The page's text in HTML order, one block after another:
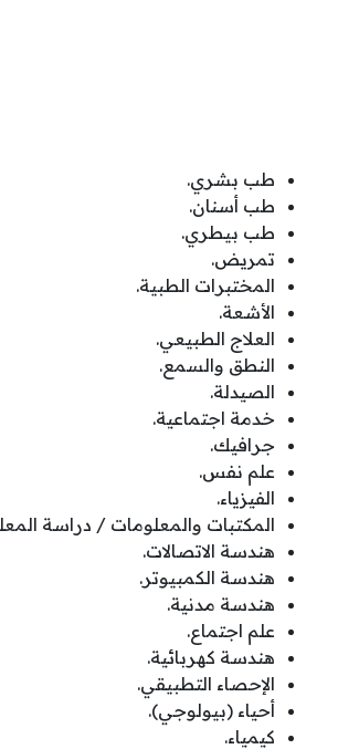
طب بشري.
طب أسنان.
طب بيطري.
تمريض.
المختبرات الطبية.
الأشعة.
العلاج الطبيعي.
النطق والسمع.
الصيدلة.
خدمة اجتماعية.
جرافيك.
علم نفس.
الفيزياء.
المكتبات والمعلومات / دراسة
هندسة الاتصالات.
هندسة الكمبيوتر.
هندسة مدنية.
علم اجتماع.
هندسة كهربائية.
الإحصاء التطبيقي.
أحياء (بيولوجي).
كيمياء.